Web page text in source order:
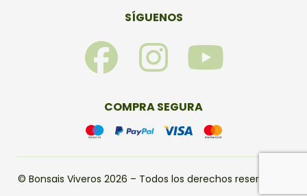
SÍGUENOS
F
a
c
e
b
I
n
s
t
a
Y
u
t
u
COMPRA SEGURA
© Bonsais Viveros 2026 – Todos los derechos reservados.